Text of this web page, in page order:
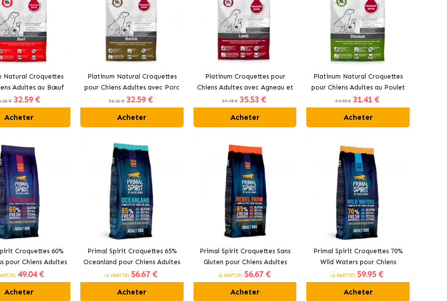
Natural Croquettes
Adultes au Bœuf
de Terre
€ 32.59 €
Acheter
Platinum Natural Croquettes
pour Chiens Adultes avec Porc
Ibérique et Légumes
36.21 € 32.59 €
Acheter
Platinum Croquettes pour
Chiens Adultes avec Agneau et
Riz
39.48 € 35.53 €
Acheter
Platinum Natural Croquettes
pour Chiens Adultes au Poulet
34.90 € 31.41 €
Acheter
Croquettes 60%
pour Chiens Adultes
Poulet et Poisson
49.04 €
Acheter
Primal Spirit Croquettes 65%
Oceanland pour Chiens Adultes
avec Poisson et Poulet
(À PARTIR) 56.67 €
Acheter
Primal Spirit Croquettes Sans
Gluten pour Chiens Adultes
avec 65% d'Ingrédients Frais
(À PARTIR) 56.67 €
Acheter
Primal Spirit Croquettes 70%
Wild Waters pour Chiens
Adultes avec Poisson et
Poulet
(À PARTIR) 59.95 €
Acheter